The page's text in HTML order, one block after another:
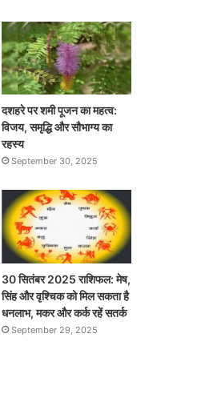
दशहरे पर शमी पूजन का महत्व:
विजय, समृद्धि और सौभाग्य का
रहस्य
September 30, 2025
30 सितंबर 2025 राशिफल: मेष,
सिंह और वृश्चिक को मिल सकता है
धनलाभ, मकर और कर्क रहें सतर्क
September 29, 2025